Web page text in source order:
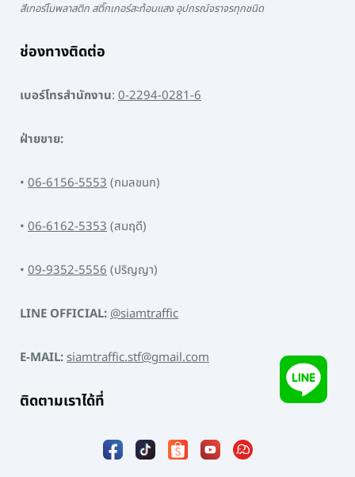
สีเทอร์โมพลาสติก สติ๊กเกอร์สะท้อนแสง อุปกรณ์จราจรทุกชนิด
ช่องทางติดต่อ
เบอร์โทรสำนักงาน: 0-2294-0281-6
ฝ่ายขาย:
• 06-6156-5553(กมลชนก)
• 06-6162-5353(สมฤดี)
• 09-9352-5556(ปริญญา)
LINE OFFICIAL:@siamtraffic
E-MAIL:siamtraffic.stf@gmail.com
ติดตามเราได้ที่